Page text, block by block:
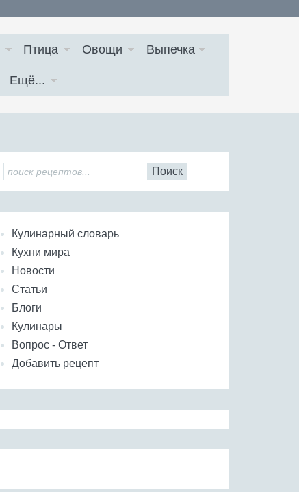
Птица Овощи Выпечка
Ещё...
Поиск
Кулинарный словарь
Кухни мира
Новости
Статьи
Блоги
Кулинары
Вопрос - Ответ
Добавить рецепт